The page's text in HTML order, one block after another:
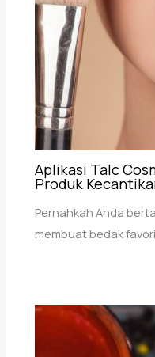
Aplikasi Talc
Produk
Pernahkah Anda
membuat bedak